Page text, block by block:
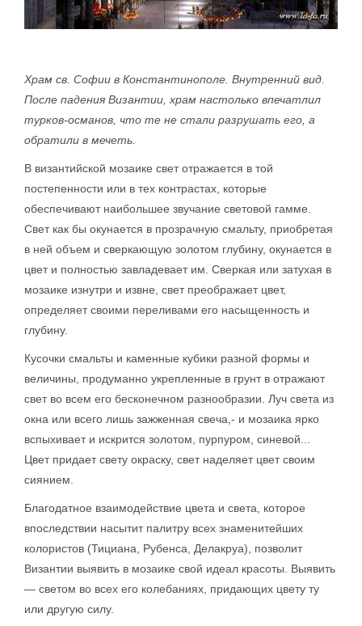
Храм св. Софии в Константинополе. Внутренний вид.
После падения Византии, храм настолько впечатлил
турков-османов, что те не стали разрушать его, а
обратили в мечеть.
В византийской мозаике свет отражается в той
постепенности или в тех контрастах, которые
обеспечивают наибольшее звучание световой гамме.
Свет как бы окунается в прозрачную смальту, приобретая
в ней объем и сверкающую золотом глубину, окунается в
цвет и полностью завладевает им. Сверкая или затухая в
мозаике изнутри и извне, свет преображает цвет,
определяет своими переливами его насыщенность и
глубину.
Кусочки смальты и каменные кубики разной формы и
величины, продуманно укрепленные в грунт в отражают
свет во всем его бесконечном разнообразии. Луч света из
окна или всего лишь зажженная свеча,- и мозаика ярко
вспыхивает и искрится золотом, пурпуром, синевой...
Цвет придает свету окраску, свет наделяет цвет своим
сиянием.
Благодатное взаимодействие цвета и света, которое
впоследствии насытит палитру всех знаменитейших
колористов (Тициана, Рубенса, Делакруа), позволит
Византии выявить в мозаике свой идеал красоты. Выявить
— светом во всех его колебаниях, придающих цвету ту
или другую силу.